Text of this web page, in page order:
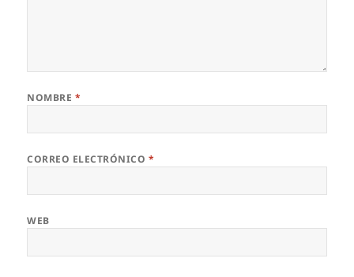
NOMBRE *
CORREO ELECTRÓNICO *
WEB